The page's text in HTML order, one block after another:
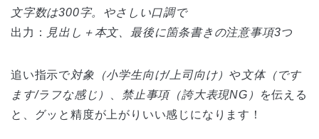
文字数は300字。やさしい口調で
出力：
見出し＋本文、最後に箇条書きの注意事項3つ
追い指示で対象（小学生向け/上司向け）や文体（です
ます/ラフな感じ）
禁止事項（誇大表現NG）
を伝える
と、グッと精度が上がりいい感じになります！